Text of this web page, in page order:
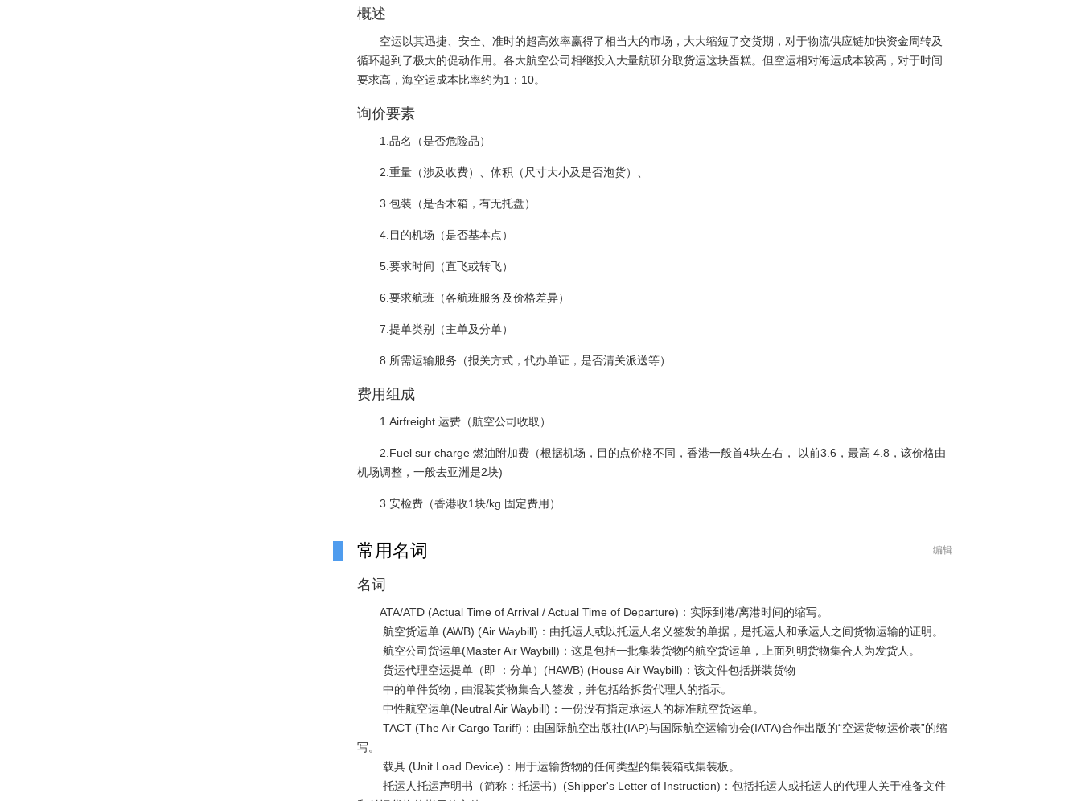
概述
空运以其迅捷、安全、准时的超高效率赢得了相当大的市场，大大缩短了交货期，对于物流供应链加快资金周转及
循环起到了极大的促动作用。各大航空公司相继投入大量航班分取货运这块蛋糕。但空运相对海运成本较高，对于时间
要求高，海空运成本比率约为1：10。
询价要素
1.品名（是否危险品）
2.重量（涉及收费）、体积（尺寸大小及是否泡货）、
3.包装（是否木箱，有无托盘）
4.目的机场（是否基本点）
5.要求时间（直飞或转飞）
6.要求航班（各航班服务及价格差异）
7.提单类别（主单及分单）
8.所需运输服务（报关方式，代办单证，是否清关派送等）
费用组成
1.Airfreight 运费（航空公司收取）
2.Fuel sur charge 燃油附加费（根据机场，目的点价格不同，香港一般首4块左右， 以前3.6，最高 4.8，该价格由
机场调整，一般去亚洲是2块)
3.安检费（香港收1块/kg 固定费用）
常用名词 编辑
名词
ATA/ATD (Actual Time of Arrival / Actual Time of Departure)：实际到港/离港时间的缩写。
航空货运单 (AWB) (Air Waybill)：由托运人或以托运人名义签发的单据，是托运人和承运人之间货物运输的证明。
航空公司货运单(Master Air Waybill)：这是包括一批集装货物的航空货运单，上面列明货物集合人为发货人。
货运代理空运提单（即 ：分单）(HAWB) (House Air Waybill)：该文件包括拼装货物
中的单件货物，由混装货物集合人签发，并包括给拆货代理人的指示。
中性航空运单(Neutral Air Waybill)：一份没有指定承运人的标准航空货运单。
TACT (The Air Cargo Tariff)：由国际航空出版社(IAP)与国际航空运输协会(IATA)合作出版的“空运货物运价表”的缩
写。
载具 (Unit Load Device)：用于运输货物的任何类型的集装箱或集装板。
托运人托运声明书（简称：托运书）(Shipper's Letter of Instruction)：包括托运人或托运人的代理人关于准备文件